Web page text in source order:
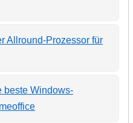
Allround-Prozessor für
beste Windows-